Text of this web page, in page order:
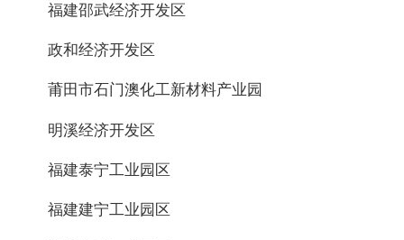
福建邵武经济开发区
政和经济开发区
莆田市石门澳化工新材料产业园
明溪经济开发区
福建泰宁工业园区
福建建宁工业园区